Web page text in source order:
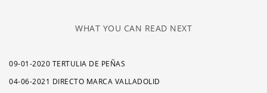
WHAT YOU CAN READ NEXT
09-01-2020 TERTULIA DE PEÑAS
04-06-2021 DIRECTO MARCA VALLADOLID